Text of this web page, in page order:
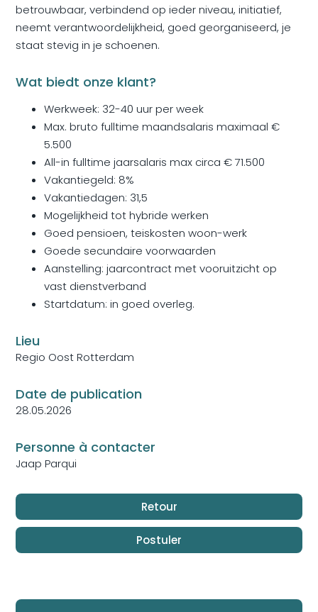
betrouwbaar, verbindend op ieder niveau, initiatief,
neemt verantwoordelijkheid, goed georganiseerd, je
staat stevig in je schoenen.
Wat biedt onze klant?
Werkweek: 32-40 uur per week
Max. bruto fulltime maandsalaris maximaal €
5.500
All-in fulltime jaarsalaris max circa € 71.500
Vakantiegeld: 8%
Vakantiedagen: 31,5
Mogelijkheid tot hybride werken
Goed pensioen, teiskosten woon-werk
Goede secundaire voorwaarden
Aanstelling: jaarcontract met vooruitzicht op
vast dienstverband
Startdatum: in goed overleg.
Lieu
Regio Oost Rotterdam
Date de publication
28.05.2026
Personne à contacter
Jaap Parqui